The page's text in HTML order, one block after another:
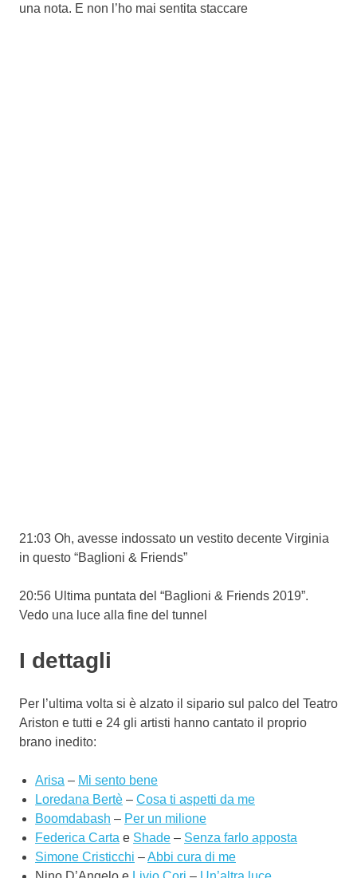
una nota. E non l’ho mai sentita staccare
21:03 Oh, avesse indossato un vestito decente Virginia
in questo “Baglioni & Friends”
20:56 Ultima puntata del “Baglioni & Friends 2019”.
Vedo una luce alla fine del tunnel
I dettagli
Per l’ultima volta si è alzato il sipario sul palco del Teatro
Ariston e tutti e 24 gli artisti hanno cantato il proprio
brano inedito:
Arisa – Mi sento bene
Loredana Bertè – Cosa ti aspetti da me
Boomdabash – Per un milione
Federica Carta e Shade – Senza farlo apposta
Simone Cristicchi –Abbi cura di me